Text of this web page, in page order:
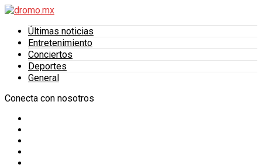
Últimas noticias
Entretenimiento
Conciertos
Deportes
General
Conecta con nosotros